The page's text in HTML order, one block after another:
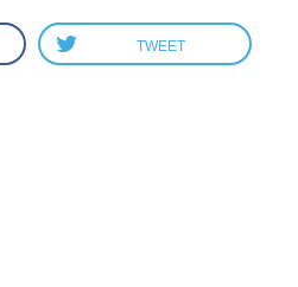
TWEET